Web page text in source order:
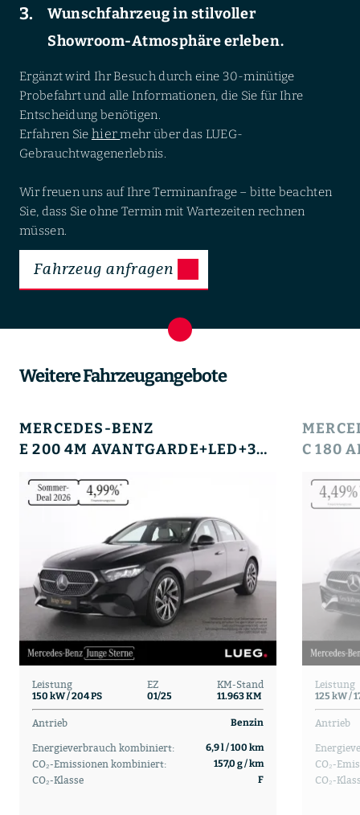
Wunschfahrzeug in stilvoller
Showroom-Atmosphäre erleben.
Ergänzt wird Ihr Besuch durch eine 30-minütige
Probefahrt und alle Informationen, die Sie für Ihre
Entscheidung benötigen.
Erfahren Sie hiermehr über das LUEG-
Gebrauchtwagenerlebnis.
Wir freuen uns auf Ihre Terminanfrage – bitte beachten
Sie, dass Sie ohne Termin mit Wartezeiten rechnen
müssen.
Fahrzeug anfragen
Weitere Fahrzeugangebote
MERCEDES-BENZ
E 200 4M AVANTGARDE+LED+360°+TOTW+LEDER+PTS+DAB+
Leistung
150 kW / 204 PS
EZ
01/25
KM-Stand
11.963 KM
Antrieb Benzin
Energieverbrauch kombiniert: 6,9 l / 100 km
CO₂-Emissionen kombiniert: 157,0 g / km
CO₂-Klasse F
Leistung
125 kW /
Antrieb
CO₂-
CO₂-